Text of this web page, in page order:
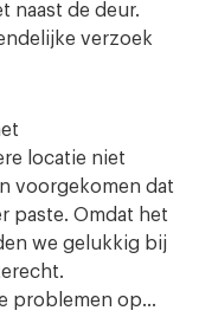
naast de deur.
verzoek
locatie niet
voorgekomen dat
paste. Omdat het
we gelukkig bij
problemen op…